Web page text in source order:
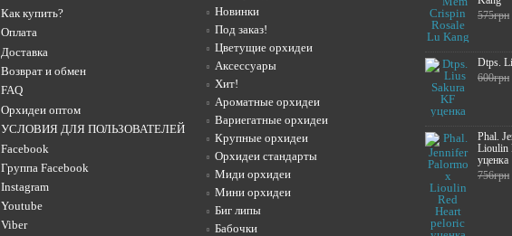
Как купить?
Оплата
Доставка
Возврат и обмен
FAQ
Орхидеи оптом
УСЛОВИЯ ДЛЯ ПОЛЬЗОВАТЕЛЕЙ
Facebook
Группа Facebook
Instagram
Youtube
Viber
Новинки
Под заказ!
Цветущие орхидеи
Аксессуары
Хит!
Ароматные орхидеи
Вариегатные орхидеи
Крупные орхидеи
Орхидеи стандарты
Миди орхидеи
Мини орхидеи
Биг липы
Бабочки
575грн
Dtps.
600грн
Phal.
Lioulin
уценка
756грн